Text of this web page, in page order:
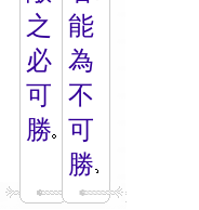
之
必
可
勝
能
為
不
可
勝